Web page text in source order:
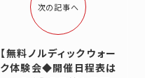
次の記事へ
【無料ノルディックウォー
ク体験会◆開催日程表は